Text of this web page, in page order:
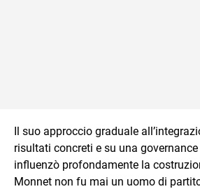
Il suo approccio graduale
risultati concreti e su una
influenzò profondamente la
Monnet non fu mai un uomo di